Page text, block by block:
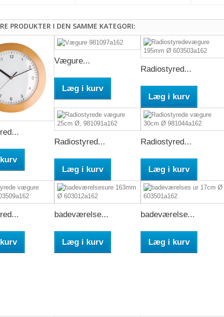
PRODUKTER I DEN SAMME KATEGORI:
Vægure...
Læg i kurv
Radiostyred...
Læg i kurv
Radiostyred...
Læg i kurv
Radiostyred...
Læg i kurv
badeværelse...
Læg i kurv
badeværelse...
Læg i kurv